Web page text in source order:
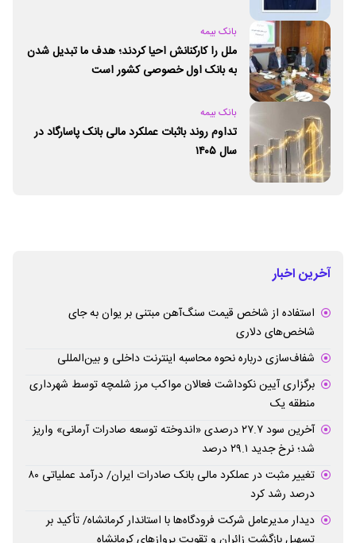
بانک بیمه
ملل را کارکنانش احیا کردند؛ هدف ما تبدیل شدن
به بانک اول خصوصی کشور است
بانک بیمه
تداوم روند باثبات عملکرد مالی بانک پاسارگاد در
سال ۱۴۰۵
آخرین اخبار
استفاده از شاخص قیمت سنگ‌آهن مبتنی بر یوان به جای
شاخص‌های دلاری
شفاف‌سازی درباره نحوه محاسبه اینترنت داخلی و بین‌المللی
برگزاری آیین نکوداشت فعالان مواکب مرز شلمچه توسط شهرداری
منطقه یک
آخرین سود ۲۷.۷ درصدی «اندوخته توسعه صادرات آرمانی» واریز
شد؛ نرخ جدید ۲۹.۱ درصد
تغییر مثبت در عملکرد مالی بانک صادرات ایران/ درآمد عملیاتی ۸۰
درصد رشد کرد
دیدار مدیرعامل شرکت فرودگاه‌ها با استاندار کرمانشاه/ تأکید بر